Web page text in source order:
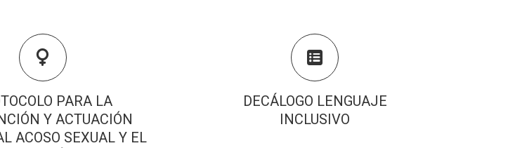

PARA LA
Y ACTUACIÓN
ACOSO SEXUAL Y EL

DECÁLOGO LENGUAJE
INCLUSIVO